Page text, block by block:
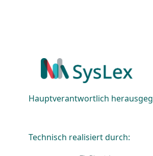
Hauptverantwortlich
Technisch realisiert durch: